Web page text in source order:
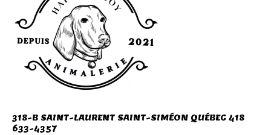
318-B SAINT-LAURENT SAINT-SIMÉON QUÉBEC 418
633-4357